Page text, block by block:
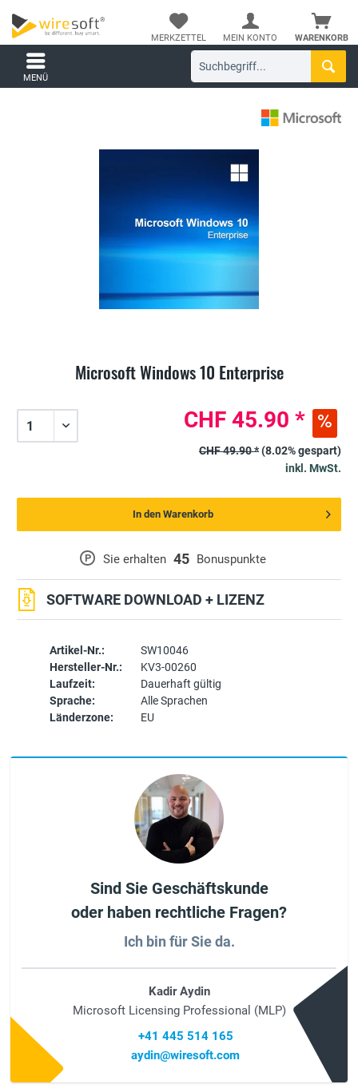
WARENKORB
MERKZETTEL MEIN KONTO
MENÜ
Microsoft Windows 10 Enterprise
Artikel-Nr.:
SW10046
Hersteller-Nr.:
KV3-00260
Laufzeit:
Dauerhaft gültig
Sprache:
Alle Sprachen
Länderzone:
EU
P Sie erhalten 45 Bonuspunkte
SOFTWARE DOWNLOAD + LIZENZ
CHF 45.90 *
CHF 49.90 *(8.02% gespart)
inkl. MwSt.
In den Warenkorb
Sind Sie Geschäftskunde
oder haben rechtliche Fragen?
Ich bin für Sie da.
Kadir Aydin
Microsoft Licensing Professional (MLP)
+41 445 514 165
aydin@wiresoft.com